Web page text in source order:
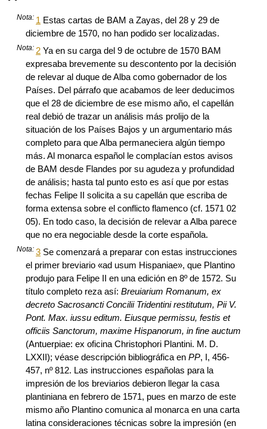
Nota: 1 Estas cartas de BAM a Zayas, del 28 y 29 de
diciembre de 1570, no han podido ser localizadas.
Nota: 2 Ya en su carga del 9 de octubre de 1570 BAM
expresaba brevemente su descontento por la decisión
de relevar al duque de Alba como gobernador de los
Países. Del párrafo que acabamos de leer deducimos
que el 28 de diciembre de ese mismo año, el capellán
real debió de trazar un análisis más prolijo de la
situación de los Países Bajos y un argumentario más
completo para que Alba permaneciera algún tiempo
más. Al monarca español le complacían estos avisos
de BAM desde Flandes por su agudeza y profundidad
de análisis; hasta tal punto esto es así que por estas
fechas Felipe II solicita a su capellán que escriba de
forma extensa sobre el conflicto flamenco (cf. 1571 02
05). En todo caso, la decisión de relevar a Alba parece
que no era negociable desde la corte española.
Nota:3 Se comenzará a preparar con estas instrucciones
el primer breviario «ad usum Hispaniae», que Plantino
produjo para Felipe II en una edición en 8º de 1572. Su
título completo reza así: Breuiarium Romanum, ex
decreto Sacrosancti Concilii Tridentini restitutum, Pii V.
Pont. Max. iussu editum. Eiusque permissu, festis et
officiis Sanctorum, maxime Hispanorum, in fine auctum
(Antuerpiae: ex oficina Christophori Plantini. M. D.
LXXII); véase descripción bibliográfica en PP, I, 456-
457, nº 812. Las instrucciones españolas para la
impresión de los breviarios debieron llegar la casa
plantiniana en febrero de 1571, pues en marzo de este
mismo año Plantino comunica al monarca en una carta
latina consideraciones técnicas sobre la impresión (en